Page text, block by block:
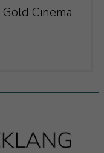
Cinema